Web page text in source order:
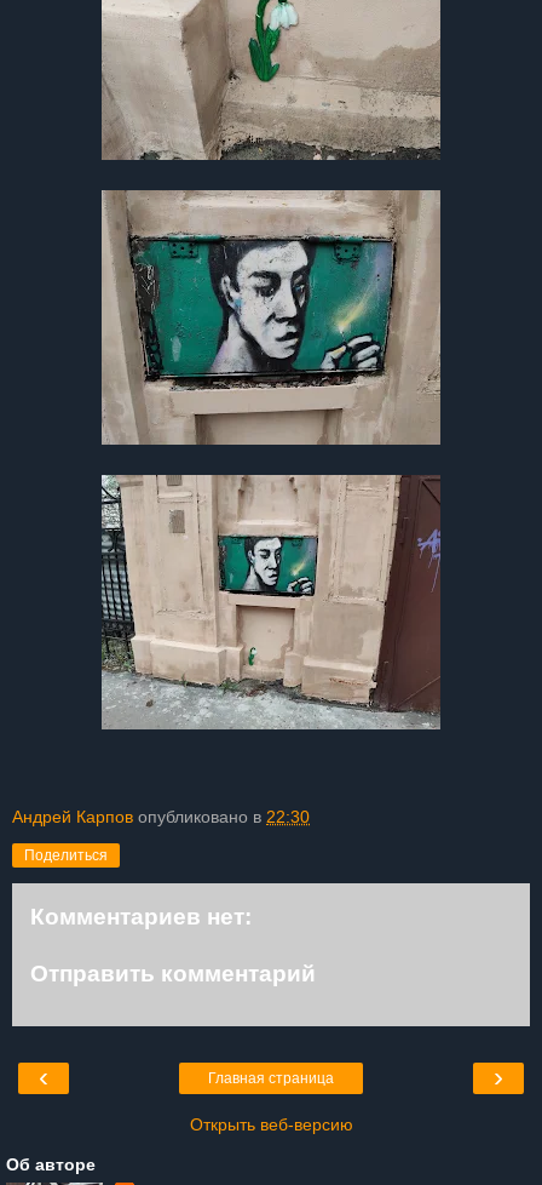
Андрей Карпов опубликовано в 22:30
Поделиться
Комментариев нет:
Отправить комментарий
‹ ›
Главная страница
Открыть веб-версию
Об авторе